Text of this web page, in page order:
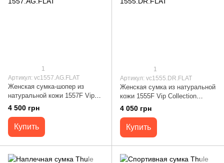
1
Артикул: vc1557.AG.FLAT
Женская сумка-шопер из
натуральной кожи 1557F Vip
Collection черно-серая
1557.AG.FLAT
4 500 грн
Купить
1
Артикул: vc1555.DR.FLAT
Женская сумка из натуральной
кожи 1555F Vip Collection
бордовая 1555.DR.FLAT
4 050 грн
Купить